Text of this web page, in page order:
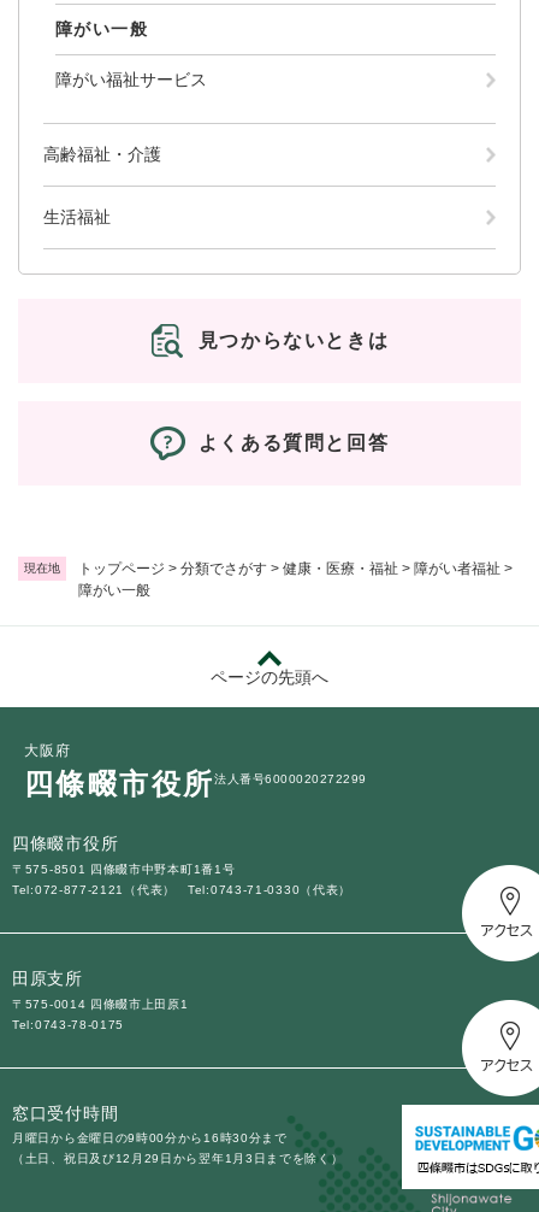
現在地 トップページ > 分類でさがす > 健康・医療・福祉 > 障がい者福祉 >
障がい一般
障がい一般
障がい福祉サービス
高齢福祉・介護
生活福祉
見つからないときは
よくある質問と回答
ページの先頭へ
大阪府
四條畷市役所法人番号6000020272299
四條畷市役所
〒575-8501 四條畷市中野本町1番1号
Tel:072-877-2121（代表）
Tel:0743-71-0330（代表）
田原支所
〒575-0014 四條畷市上田原1
Tel:0743-78-0175
窓口受付時間
月曜日から金曜日の9時00分から16時30分まで
（土日、祝日及び12月29日から翌年1月3日までを除く）